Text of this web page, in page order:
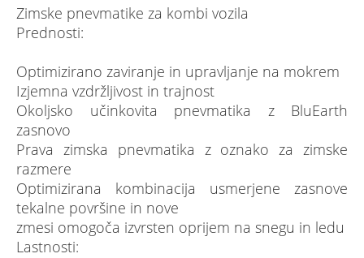
Zimske pnevmatike za kombi vozila
Prednosti:
Optimizirano zaviranje in upravljanje na mokrem
Izjemna vzdržljivost in trajnost
Okoljsko učinkovita pnevmatika z BluEarth
zasnovo
Prava zimska pnevmatika z oznako za zimske
razmere
Optimizirana kombinacija usmerjene zasnove
tekalne površine in nove
zmesi omogoča izvrsten oprijem na snegu in ledu
Lastnosti: